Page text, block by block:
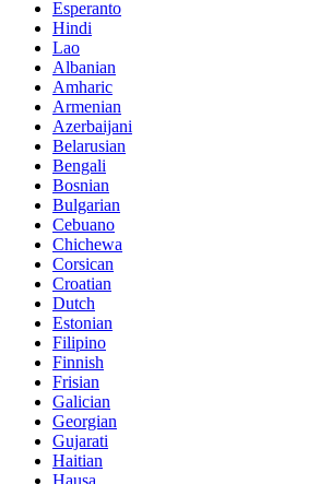
Esperanto
Hindi
Lao
Albanian
Amharic
Armenian
Azerbaijani
Belarusian
Bengali
Bosnian
Bulgarian
Cebuano
Chichewa
Corsican
Croatian
Dutch
Estonian
Filipino
Finnish
Frisian
Galician
Georgian
Gujarati
Haitian
Hausa